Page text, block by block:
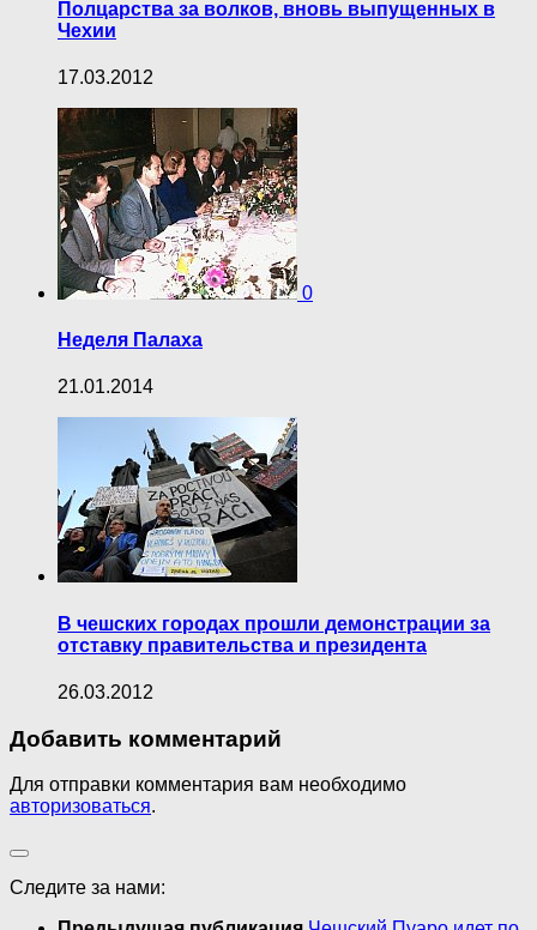
Полцарства за волков, вновь выпущенных в
Чехии
17.03.2012
0
Неделя Палаха
21.01.2014
В чешских городах прошли демонстрации за
отставку правительства и президента
26.03.2012
Добавить комментарий
Для отправки комментария вам необходимо
авторизоваться.
Следите за нами: